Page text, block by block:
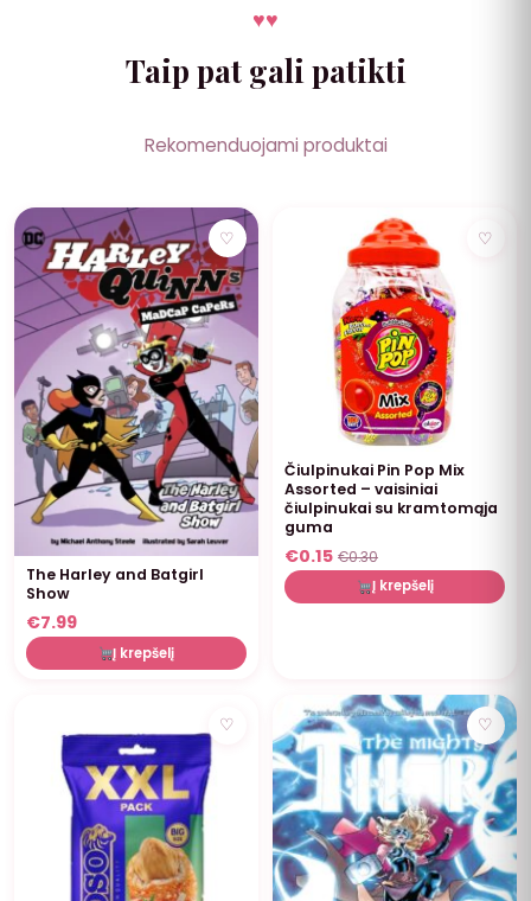
♥♥
Taip pat gali patikti
Rekomenduojami produktai
♡
The Harley and Batgirl
Show
€7.99
Į krepšelį
NUOLAIDA ♡
Čiulpinukai Pin Pop Mix
Assorted – vaisiniai
čiulpinukai su kramtomąja
guma
€0.15 €0.30
Į krepšelį
♡ ♡